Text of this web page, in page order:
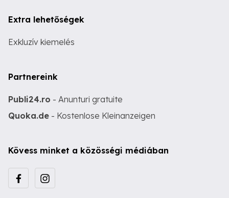
Extra lehetőségek
Exkluzív kiemelés
Partnereink
Publi24.ro - Anunturi gratuite
Quoka.de - Kostenlose Kleinanzeigen
Kövess minket a közösségi médiában